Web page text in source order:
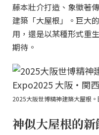
藤本壯介打造、象徵著
建築「大屋根」。巨大
用，還是以某種形式重
期待。
2025大阪世博精神建築大屋根。
神似大屋根的